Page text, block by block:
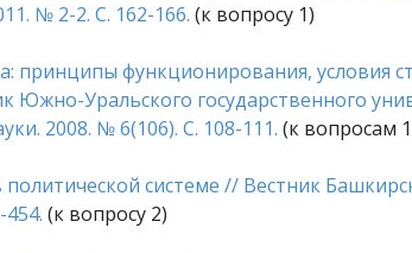
№ 2-2. С. 162-166. (к вопросу 1)
принципы функционирования, условия
Уральского государственного
2008. № 6(106). С. 108-111. (к вопросам
системе // Вестник
(к вопросу 2)